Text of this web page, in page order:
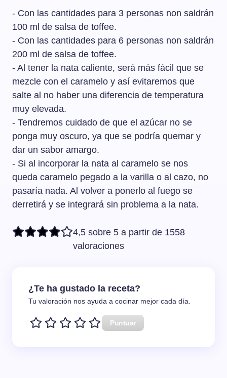
- Con las cantidades para 3 personas non saldrán
100 ml de salsa de toffee.
- Con las cantidades para 6 personas non saldrán
200 ml de salsa de toffee.
- Al tener la nata caliente, será más fácil que se
mezcle con el caramelo y así evitaremos que
salte al no haber una diferencia de temperatura
muy elevada.
- Tendremos cuidado de que el azúcar no se
ponga muy oscuro, ya que se podría quemar y
dar un sabor amargo.
- Si al incorporar la nata al caramelo se nos
queda caramelo pegado a la varilla o al cazo, no
pasaría nada. Al volver a ponerlo al fuego se
derretirá y se integrará sin problema a la nata.
4,5 sobre 5 a partir de 1558
valoraciones
¿Te ha gustado la receta?
Tu valoración nos ayuda a cocinar mejor cada día.
Puntuar